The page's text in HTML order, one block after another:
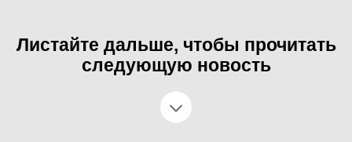
Листайте дальше, чтобы прочитать
следующую новость